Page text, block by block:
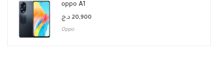
oppo A1
20,900 د.ج
Oppo